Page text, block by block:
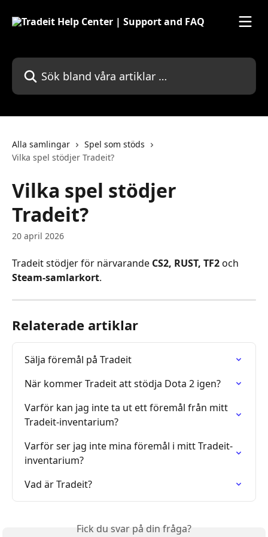
Sök bland våra artiklar …
Alla samlingar
Spel som stöds
Vilka spel stödjer Tradeit?
Vilka spel stödjer
Tradeit?
20 april 2026
Tradeit stödjer för närvarande CS2, RUST, TF2 och
Steam-samlarkort.
Relaterade artiklar
Sälja föremål på Tradeit
När kommer Tradeit att stödja Dota 2 igen?
Varför kan jag inte ta ut ett föremål från mitt
Tradeit-inventarium?
Varför ser jag inte mina föremål i mitt Tradeit-
inventarium?
Vad är Tradeit?
Fick du svar på din fråga?